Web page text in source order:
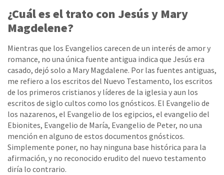
¿Cuál es el trato con Jesús y Mary
Magdelene?
Mientras que los Evangelios carecen de un interés de amor y
romance, no una única fuente antigua indica que Jesús era
casado, dejó solo a Mary Magdalene. Por las fuentes antiguas,
me refiero a los escritos del Nuevo Testamento, los escritos
de los primeros cristianos y líderes de la iglesia y aun los
escritos de siglo cultos como los gnósticos. El Evangelio de
los nazarenos, el Evangelio de los egipcios, el evangelio del
Ebionites, Evangelio de María, Evangelio de Peter, no una
mención en alguno de estos documentos gnósticos.
Simplemente poner, no hay ninguna base histórica para la
afirmación, y no reconocido erudito del nuevo testamento
diría lo contrario.